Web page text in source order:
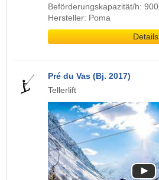
Beförderungskapazität/h: 900
Hersteller: Poma
Details
Pré du Vas (Bj. 2017)
Tellerlift